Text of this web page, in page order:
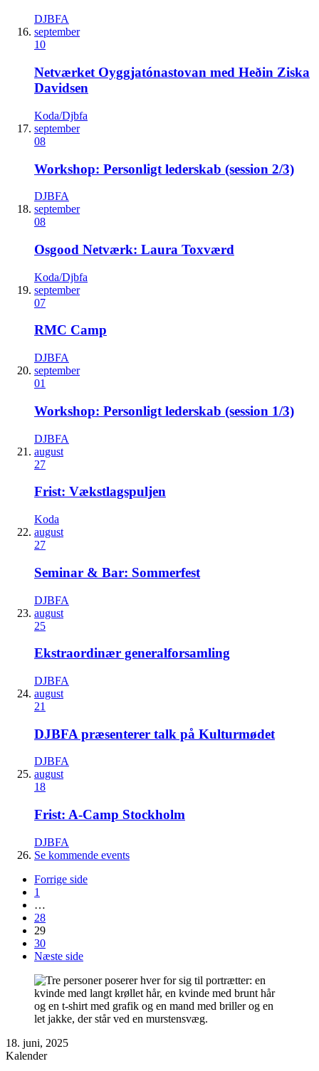
DJBFA
september
10
Netværket Oyggjatónastovan med Heðin Ziska
Davidsen
Koda/Djbfa
september
08
Workshop: Personligt lederskab (session 2/3)
DJBFA
september
08
Osgood Netværk: Laura Toxværd
Koda/Djbfa
september
07
RMC Camp
DJBFA
september
01
Workshop: Personligt lederskab (session 1/3)
DJBFA
august
27
Frist: Vækstlagspuljen
Koda
august
27
Seminar & Bar: Sommerfest
DJBFA
august
25
Ekstraordinær generalforsamling
DJBFA
august
21
DJBFA præsenterer talk på Kulturmødet
DJBFA
august
18
Frist: A-Camp Stockholm
DJBFA
Se kommende events
Forrige side
1
…
28
29
30
Næste side
18. juni, 2025
Kalender